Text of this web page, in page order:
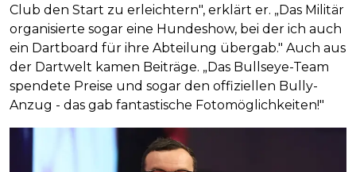
Club den Start zu erleichtern", erklärt er. „Das Militär
organisierte sogar eine Hundeshow, bei der ich auch
ein Dartboard für ihre Abteilung übergab." Auch aus
der Dartwelt kamen Beiträge. „Das Bullseye-Team
spendete Preise und sogar den offiziellen Bully-
Anzug - das gab fantastische Fotomöglichkeiten!"